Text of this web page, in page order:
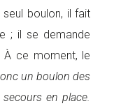
boulon, il fait
; il se demande
À ce moment, le
un boulon des
en place.